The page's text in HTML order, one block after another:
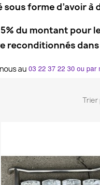
forme d’avoir
du montant pour
reconditionnés
au 03 22 37 22 30 ou par
Trier